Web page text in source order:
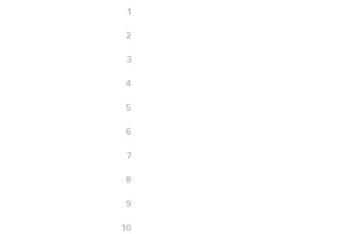
1
2
3
4
5
6
7
8
9
10